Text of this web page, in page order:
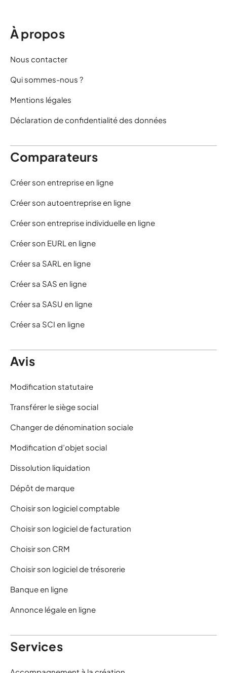
À propos
Nous contacter
Qui sommes-nous ?
Mentions légales
Déclaration de confidentialité des données
Comparateurs
Créer son entreprise en ligne
Créer son autoentreprise en ligne
Créer son entreprise individuelle en ligne
Créer son EURL en ligne
Créer sa SARL en ligne
Créer sa SAS en ligne
Créer sa SASU en ligne
Créer sa SCI en ligne
Avis
Modification statutaire
Transférer le siège social
Changer de dénomination sociale
Modification d’objet social
Dissolution liquidation
Dépôt de marque
Choisir son logiciel comptable
Choisir son logiciel de facturation
Choisir son CRM
Choisir son logiciel de trésorerie
Banque en ligne
Annonce légale en ligne
Services